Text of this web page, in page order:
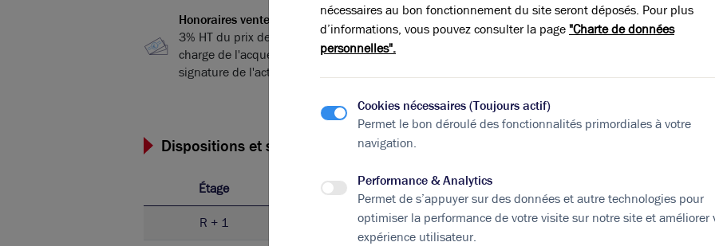
Honoraires vente
3% HT du prix de vente HDE, à la
charge de l'acquéreur, payables à la
signature de l'acte
Dispositions et surfaces
Étage Type Surface
R + 1 Bureaux 510 2 265,00 € / m²
nécessaires au bon fonctionnement du site seront déposés. Pour plus
d’informations, vous pouvez consulter la page"Charte de données
personnelles".
Cookies nécessaires (Toujours actif)
Permet le bon déroulé des fonctionnalités primordiales à votre
navigation.
Performance & Analytics
Permet de s’appuyer sur des données et autre technologies pour
optimiser la performance de votre visite sur notre site et améliorer
expérience utilisateur.